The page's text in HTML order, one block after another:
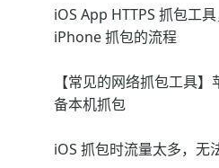
iOS App HTTPS 抓包工
iPhone 抓包的流程
【常见的网络抓包工具
备本机抓包
iOS 抓包时流量太多，无